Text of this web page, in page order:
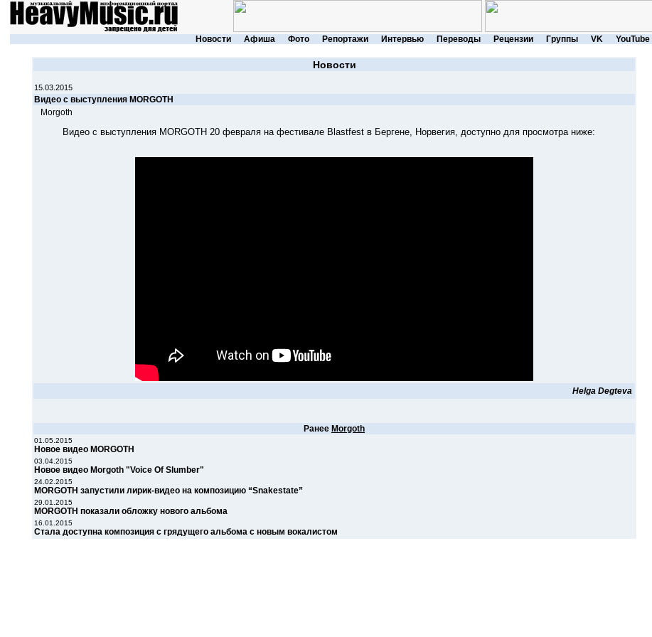
Новости Афиша Фото Репортажи Интервью Переводы Рецензии Группы VK YouTube
Новости
15.03.2015
Видео с выступления MORGOTH
Morgoth
Видео с выступления MORGOTH 20 февраля на фестивале Blastfest в Бергене, Норвегия, доступно для просмотра ниже:
Helga Degteva
Ранее Morgoth
01.05.2015
Новое видео MORGOTH
03.04.2015
Новое видео Morgoth "Voice Of Slumber"
24.02.2015
MORGOTH запустили лирик-видео на композицию “Snakestate”
29.01.2015
MORGOTH показали обложку нового альбома
16.01.2015
Стала доступна композиция с грядущего альбома с новым вокалистом